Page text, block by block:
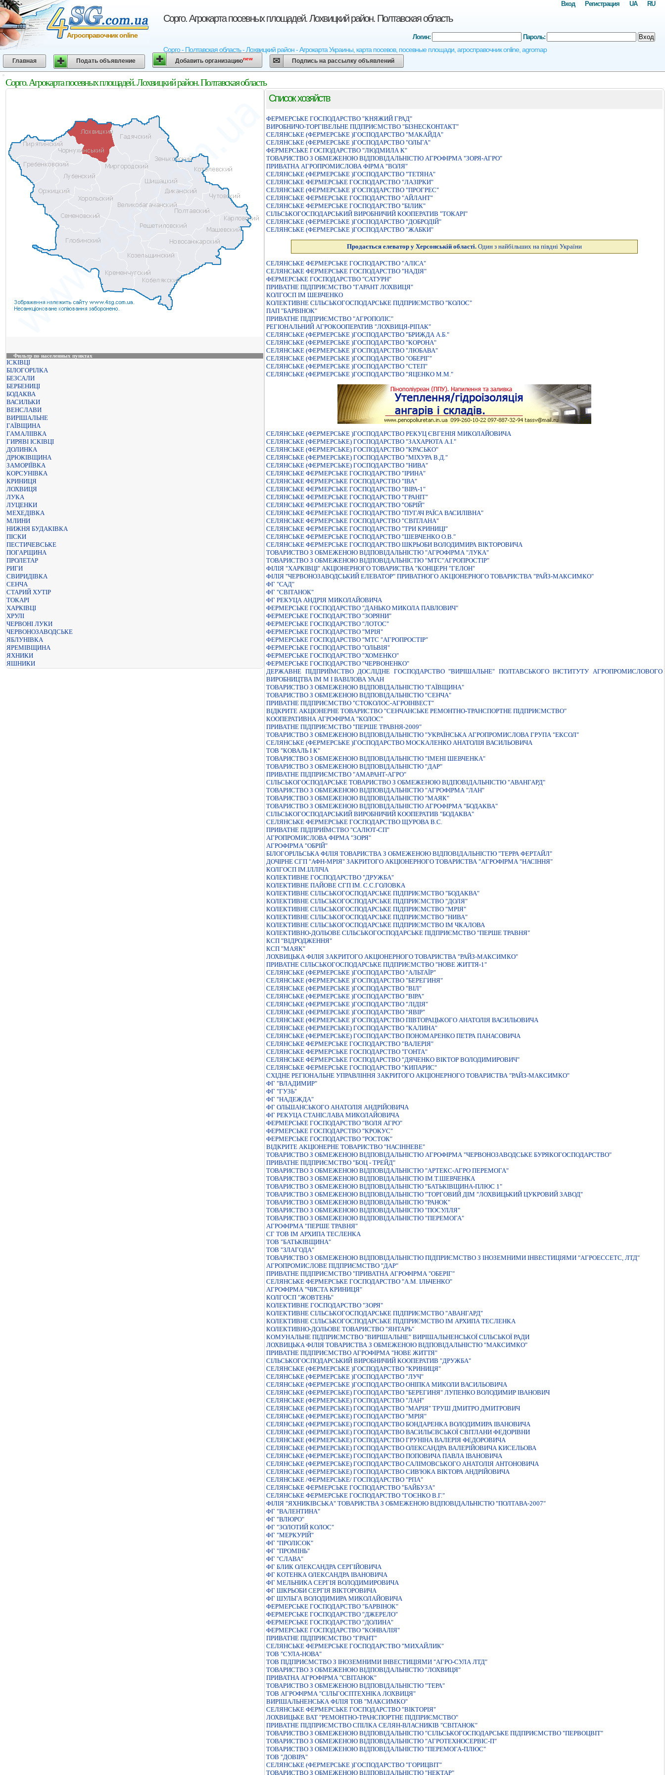
Сорго. Агрокарта посевных площадей. Лохвицкий район. Полтавская область
Сорго - Полтавская область - Лохвицкий район - Агрокарта Украины, карта посевов, посевные площади, агросправочник online, agromap
Агросправочник online
RU
UA
Регистрация
Вход
Логин: Пароль: Вход
Главная Подать объявление Добавить организациюnew Подпись на рассылку объявлений
Сорго. Агрокарта посевных площадей. Лохвицкий район. Полтавская область
Фильтр по населенных пунктах
ІСКІВЦІ
БІЛОГОРІЛКА
БЕЗСАЛИ
БЕРБЕНИЦІ
БОДАКВА
ВАСИЛЬКИ
ВЕНСЛАВИ
ВИРІШАЛЬНЕ
ГАЇВЩИНА
ГАМАЛІІВКА
ГИРЯВІ ІСКІВЦІ
ДОЛИНКА
ДРЮКІВЩИНА
ЗАМОРІЇВКА
КОРСУНІВКА
КРИНИЦЯ
ЛОХВИЦЯ
ЛУКА
ЛУЦЕНКИ
МЕХЕДІВКА
МЛИНИ
НИЖНЯ БУДАКІВКА
ПІСКИ
ПЕСТИЧЕВСЬКЕ
ПОГАРЩИНА
ПРОЛЕТАР
РИГИ
СВИРИДІВКА
СЕНЧА
СТАРИЙ ХУТІР
ТОКАРІ
ХАРКІВЦІ
ХРУЛІ
ЧЕРВОНІ ЛУКИ
ЧЕРВОНОЗАВОДСЬКЕ
ЯБЛУНІВКА
ЯРЕМІВЩИНА
ЯХНИКИ
ЯШНИКИ
Список хозяйств
ФЕРМЕРСЬКЕ ГОСПОДАРСТВО "КНЯЖИЙ ГРАД"
ВИРОБНИЧО-ТОРГІВЕЛЬНЕ ПІДПРИЄМСТВО "БІЗНЕСКОНТАКТ"
СЕЛЯНСЬКЕ (ФЕРМЕРСЬКЕ )ГОСПОДАРСТВО "МАКАЙДА"
СЕЛЯНСЬКЕ (ФЕРМЕРСЬКЕ )ГОСПОДАРСТВО "ОЛЬГА"
ФЕРМЕРСЬКЕ ГОСПОДАРСТВО "ЛЮДМИЛА К"
ТОВАРИСТВО З ОБМЕЖЕНОЮ ВIДПОВIДАЛЬНIСТЮ АГРОФIРМА "ЗОРЯ-АГРО"
ПРИВАТНА АГРОПРОМИСЛОВА ФІРМА "ВОЛЯ"
СЕЛЯНСЬКЕ (ФЕРМЕРСЬКЕ )ГОСПОДАРСТВО "ТЕТЯНА"
СЕЛЯНСЬКЕ ФЕРМЕРСЬКЕ ГОСПОДАРСТВО "ЛАЗIРКИ"
СЕЛЯНСЬКЕ (ФЕРМЕРСЬКЕ )ГОСПОДАРСТВО "ПРОГРЕС"
СЕЛЯНСЬКЕ ФЕРМЕРСЬКЕ ГОСПОДАРСТВО "АЙЛАНТ"
СЕЛЯНСЬКЕ ФЕРМЕРСЬКЕ ГОСПОДАРСТВО "БIЛИК"
СІЛЬСЬКОГОСПОДАРСЬКИЙ ВИРОБНИЧИЙ КООПЕРАТИВ "ТОКАРІ"
СЕЛЯНСЬКЕ (ФЕРМЕРСЬКЕ )ГОСПОДАРСТВО "ДОБРОДІЙ"
СЕЛЯНСЬКЕ (ФЕРМЕРСЬКЕ )ГОСПОДАРСТВО "ЖАБКИ"
Продається елеватор у Херсонській області. Один з найбільших на півдні України
СЕЛЯНСЬКЕ ФЕРМЕРСЬКЕ ГОСПОДАРСТВО "АЛIСА"
СЕЛЯНСЬКЕ ФЕРМЕРСЬКЕ ГОСПОДАРСТВО "НАДІЯ"
ФЕРМЕРСЬКЕ ГОСПОДАРСТВО "САТУРН"
ПРИВАТНЕ ПIДПРИЄМСТВО "ГАРАНТ ЛОХВИЦЯ"
КОЛГОСП IМ ШЕВЧЕНКО
КОЛЕКТИВНЕ СІЛЬСЬКОГОСПОДАРСЬКЕ ПІДПРИЄМСТВО "КОЛОС"
ПАП "БАРВІНОК"
ПРИВАТНЕ ПIДПРИЄМСТВО "АГРОПОЛIС"
РЕГІОНАЛЬНИЙ АГРОКООПЕРАТИВ "ЛОХВИЦЯ-РІПАК"
СЕЛЯНСЬКЕ (ФЕРМЕРСЬКЕ )ГОСПОДАРСТВО "БРИЖДА А.Б."
СЕЛЯНСЬКЕ (ФЕРМЕРСЬКЕ )ГОСПОДАРСТВО "КОРОНА"
СЕЛЯНСЬКЕ (ФЕРМЕРСЬКЕ )ГОСПОДАРСТВО "ЛЮБАВА"
СЕЛЯНСЬКЕ (ФЕРМЕРСЬКЕ )ГОСПОДАРСТВО "ОБЕРIГ"
СЕЛЯНСЬКЕ (ФЕРМЕРСЬКЕ )ГОСПОДАРСТВО "СТЕП"
СЕЛЯНСЬКЕ (ФЕРМЕРСЬКЕ )ГОСПОДАРСТВО "ЯЦЕНКО М.М."
СЕЛЯНСЬКЕ (ФЕРМЕРСЬКЕ )ГОСПОДАРСТВО РЕКУЦ ЄВГЕНIЯ МИКОЛАЙОВИЧА
СЕЛЯНСЬКЕ (ФЕРМЕРСЬКЕ) ГОСПОДАРСТВО "ЗАХАРЮТА А.I."
СЕЛЯНСЬКЕ (ФЕРМЕРСЬКЕ) ГОСПОДАРСТВО "КРАСЬКО"
СЕЛЯНСЬКЕ (ФЕРМЕРСЬКЕ) ГОСПОДАРСТВО "МIХУРА В.Д."
СЕЛЯНСЬКЕ (ФЕРМЕРСЬКЕ) ГОСПОДАРСТВО "НИВА"
СЕЛЯНСЬКЕ ФЕРМЕРСЬКЕ ГОСПОДАРСТВО "IРИНА"
СЕЛЯНСЬКЕ ФЕРМЕРСЬКЕ ГОСПОДАРСТВО "ІВА"
СЕЛЯНСЬКЕ ФЕРМЕРСЬКЕ ГОСПОДАРСТВО "ВIРА-1"
СЕЛЯНСЬКЕ ФЕРМЕРСЬКЕ ГОСПОДАРСТВО "ГРАНІТ"
СЕЛЯНСЬКЕ ФЕРМЕРСЬКЕ ГОСПОДАРСТВО "ОБРIЙ"
СЕЛЯНСЬКЕ ФЕРМЕРСЬКЕ ГОСПОДАРСТВО "ПУГАЧ РАЇСА ВАСИЛIВНА"
СЕЛЯНСЬКЕ ФЕРМЕРСЬКЕ ГОСПОДАРСТВО "СВIТЛАНА"
СЕЛЯНСЬКЕ ФЕРМЕРСЬКЕ ГОСПОДАРСТВО "ТРИ КРИНИЦI"
СЕЛЯНСЬКЕ ФЕРМЕРСЬКЕ ГОСПОДАРСТВО "ШЕВЧЕНКО О.В."
СЕЛЯНСЬКЕ ФЕРМЕРСЬКЕ ГОСПОДАРСТВО ШКРЬОБИ ВОЛОДИМИРА ВIКТОРОВИЧА
ТОВАРИСТВО З ОБМЕЖЕНОЮ ВIДПОВIДАЛЬНIСТЮ "АГРОФIРМА "ЛУКА"
ТОВАРИСТВО З ОБМЕЖЕНОЮ ВІДПОВІДАЛЬНІСТЮ "МТС"АГРОПРОСТІР"
ФIЛIЯ "ХАРКIВЦI" АКЦIОНЕРНОГО ТОВАРИСТВА "КОНЦЕРН "ГЕЛОН"
ФIЛIЯ "ЧЕРВОНОЗАВОДСЬКИЙ ЕЛЕВАТОР" ПРИВАТНОГО АКЦIОНЕРНОГО ТОВАРИСТВА "РАЙЗ-МАКСИМКО"
ФГ "САД"
ФГ "СВІТАНОК"
ФГ РЕКУЦА АНДРІЯ МИКОЛАЙОВИЧА
ФЕРМЕРСЬКЕ ГОСПОДАРСТВО "ДАНЬКО МИКОЛА ПАВЛОВИЧ"
ФЕРМЕРСЬКЕ ГОСПОДАРСТВО "ЗОРЯНИ"
ФЕРМЕРСЬКЕ ГОСПОДАРСТВО "ЛОТОС"
ФЕРМЕРСЬКЕ ГОСПОДАРСТВО "МРIЯ"
ФЕРМЕРСЬКЕ ГОСПОДАРСТВО "МТС "АГРОПРОСТІР"
ФЕРМЕРСЬКЕ ГОСПОДАРСТВО "ОЛЬВIЯ"
ФЕРМЕРСЬКЕ ГОСПОДАРСТВО "ХОМЕНКО"
ФЕРМЕРСЬКЕ ГОСПОДАРСТВО "ЧЕРВОНЕНКО"
ДЕРЖАВНЕ ПIДПРИЇМСТВО ДОСЛIДНЕ ГОСПОДАРСТВО "ВИРIШАЛЬНЕ" ПОЛТАВСЬКОГО IНСТИТУТУ АГРОПРОМИСЛОВОГО
ВИРОБНИЦТВА IМ М I ВАВIЛОВА УААН
ТОВАРИСТВО З ОБМЕЖЕНОЮ ВIДПОВIДАЛЬНIСТЮ "ГАЇВЩИНА"
ТОВАРИСТВО З ОБМЕЖЕНОЮ ВIДПОВIДАЛЬНIСТЮ "СЕНЧА"
ПРИВАТНЕ ПІДПРИЄМСТВО "СТОКОЛОС-АГРОІНВЕСТ"
ВIДКРИТЕ АКЦIОНЕРНЕ ТОВАРИСТВО "СЕНЧАНСЬКЕ РЕМОНТНО-ТРАНСПОРТНЕ ПIДПРИЄМСТВО"
КООПЕРАТИВНА АГРОФІРМА "КОЛОС"
ПРИВАТНЕ ПIДПРИЄМСТВО "ПЕРШЕ ТРАВНЯ-2009"
ТОВАРИСТВО З ОБМЕЖЕНОЮ ВIДПОВIДАЛЬНIСТЮ "УКРАЇНСЬКА АГРОПРОМИСЛОВА ГРУПА "ЕКСОЛ"
СЕЛЯНСЬКЕ (ФЕРМЕРСЬКЕ )ГОСПОДАРСТВО МОСКАЛЕНКО АНАТОЛIЯ ВАСИЛЬОВИЧА
ТОВ "КОВАЛЬ І К"
ТОВАРИСТВО З ОБМЕЖЕНОЮ ВIДПОВIДАЛЬНIСТЮ "IМЕНI ШЕВЧЕНКА"
ТОВАРИСТВО З ОБМЕЖЕНОЮ ВІДПОВІДАЛЬНІСТЮ "ДАР"
ПРИВАТНЕ ПIДПРИЄМСТВО "АМАРАНТ-АГРО"
СІЛЬСЬКОГОСПОДАРСЬКЕ ТОВАРИСТВО З ОБМЕЖЕНОЮ ВІДПОВІДАЛЬНІСТЮ "АВАНГАРД"
ТОВАРИСТВО З ОБМЕЖЕНОЮ ВIДПОВIДАЛЬНIСТЮ "АГРОФIРМА "ЛАН"
ТОВАРИСТВО З ОБМЕЖЕНОЮ ВІДПОВІДАЛЬНІСТЮ "МАЯК"
ТОВАРИСТВО З ОБМЕЖЕНОЮ ВІДПОВІДАЛЬНІСТЮ АГРОФІРМА "БОДАКВА"
СIЛЬСЬКОГОСПОДАРСЬКИЙ ВИРОБНИЧИЙ КООПЕРАТИВ "БОДАКВА"
СЕЛЯНСЬКЕ ФЕРМЕРСЬКЕ ГОСПОДАРСТВО ЩУРОВА В.С.
ПРИВАТНЕ ПIДПРИЇМСТВО "САЛЮТ-СП"
АГРОПРОМИСЛОВА ФІРМА "ЗОРЯ"
АГРОФІРМА "ОБРІЙ"
БІЛОГОРІЛЬСЬКА ФІЛІЯ ТОВАРИСТВА З ОБМЕЖЕНОЮ ВІДПОВІДАЛЬНІСТЮ "ТЕРРА ФЕРТАЙЛ"
ДОЧІРНЕ СГП "АФН-МРІЯ" ЗАКРИТОГО АКЦІОНЕРНОГО ТОВАРИСТВА "АГРОФІРМА "НАСІННЯ"
КОЛГОСП IМ.IЛЛIЧА
КОЛЕКТИВНЕ ГОСПОДАРСТВО "ДРУЖБА"
КОЛЕКТИВНЕ ПАЙОВЕ СГП ІМ. С.С.ГОЛОВКА
КОЛЕКТИВНЕ СІЛЬСЬКОГОСПОДАРСЬКЕ ПІДПРИЄМСТВО "БОДАКВА"
КОЛЕКТИВНЕ СІЛЬСЬКОГОСПОДАРСЬКЕ ПІДПРИЄМСТВО "ДОЛЯ"
КОЛЕКТИВНЕ СІЛЬСЬКОГОСПОДАРСЬКЕ ПІДПРИЄМСТВО "МРІЯ"
КОЛЕКТИВНЕ СІЛЬСЬКОГОСПОДАРСЬКЕ ПІДПРИЄМСТВО "НИВА"
КОЛЕКТИВНЕ СІЛЬСЬКОГОСПОДАРСЬКЕ ПІДПРИЄМСТВО ІМ ЧКАЛОВА
КОЛЕКТИВНО-ДОЛЬОВЕ СІЛЬСЬКОГОСПОДАРСЬКЕ ПІДПРИЄМСТВО "ПЕРШЕ ТРАВНЯ"
КСП "ВІДРОДЖЕННЯ"
КСП "МАЯК"
ЛОХВИЦЬКА ФIЛIЯ ЗАКРИТОГО АКЦIОНЕРНОГО ТОВАРИСТВА "РАЙЗ-МАКСИМКО"
ПРИВАТНЕ СIЛЬСЬКОГОСПОДАРСЬКЕ ПIДПРИЄМСТВО "НОВЕ ЖИТТЯ-1"
СЕЛЯНСЬКЕ (ФЕРМЕРСЬКЕ )ГОСПОДАРСТВО "АЛЬТАЇР"
СЕЛЯНСЬКЕ (ФЕРМЕРСЬКЕ )ГОСПОДАРСТВО "БЕРЕГИНЯ"
СЕЛЯНСЬКЕ (ФЕРМЕРСЬКЕ )ГОСПОДАРСТВО "ВIЛ"
СЕЛЯНСЬКЕ (ФЕРМЕРСЬКЕ )ГОСПОДАРСТВО "ВIРА"
СЕЛЯНСЬКЕ (ФЕРМЕРСЬКЕ )ГОСПОДАРСТВО "ЛIДIЯ"
СЕЛЯНСЬКЕ (ФЕРМЕРСЬКЕ )ГОСПОДАРСТВО "ЯВIР"
СЕЛЯНСЬКЕ (ФЕРМЕРСЬКЕ )ГОСПОДАРСТВО ПІВТОРАЦЬКОГО АНАТОЛІЯ ВАСИЛЬОВИЧА
СЕЛЯНСЬКЕ (ФЕРМЕРСЬКЕ) ГОСПОДАРСТВО "КАЛИНА"
СЕЛЯНСЬКЕ (ФЕРМЕРСЬКЕ) ГОСПОДАРСТВО ПОНОМАРЕНКО ПЕТРА ПАНАСОВИЧА
СЕЛЯНСЬКЕ ФЕРМЕРСЬКЕ ГОСПОДАРСТВО "ВАЛЕРIЯ"
СЕЛЯНСЬКЕ ФЕРМЕРСЬКЕ ГОСПОДАРСТВО "ГОНТА"
СЕЛЯНСЬКЕ ФЕРМЕРСЬКЕ ГОСПОДАРСТВО "ДЯЧЕНКО ВIКТОР ВОЛОДИМИРОВИЧ"
СЕЛЯНСЬКЕ ФЕРМЕРСЬКЕ ГОСПОДАРСТВО "КИПАРИС"
СХIДНЕ РЕГIОНАЛЬНЕ УПРАВЛIННЯ ЗАКРИТОГО АКЦIОНЕРНОГО ТОВАРИСТВА "РАЙЗ-МАКСИМКО"
ФГ "ВЛАДИМИР"
ФГ "ГУЗЬ"
ФГ "НАДЕЖДА"
ФГ ОЛЬШАНСЬКОГО АНАТОЛІЯ АНДРІЙОВИЧА
ФГ РЕКУЦА СТАНІСЛАВА МИКОЛАЙОВИЧА
ФЕРМЕРСЬКЕ ГОСПОДАРСТВО "ВОЛЯ АГРО"
ФЕРМЕРСЬКЕ ГОСПОДАРСТВО "КРОКУС"
ФЕРМЕРСЬКЕ ГОСПОДАРСТВО "РОСТОК"
ВIДКРИТЕ АКЦIОНЕРНЕ ТОВАРИСТВО "НАСIННЕВЕ"
ТОВАРИСТВО З ОБМЕЖЕНОЮ ВIДПОВIДАЛЬНIСТЮ АГРОФIРМА "ЧЕРВОНОЗАВОДСЬКЕ БУРЯКОГОСПОДАРСТВО"
ПРИВАТНЕ ПIДПРИЄМСТВО "БОЦ - ТРЕЙД"
ТОВАРИСТВО З ОБМЕЖЕНОЮ ВIДПОВIДАЛЬНIСТЮ "АРТЕКС-АГРО ПЕРЕМОГА"
ТОВАРИСТВО З ОБМЕЖЕНОЮ ВIДПОВIДАЛЬНIСТЮ IМ.Т.ШЕВЧЕНКА
ТОВАРИСТВО З ОБМЕЖЕНОЮ ВIДПОВIДАЛЬНIСТЮ "БАТЬКIВЩИНА-ПЛЮС 1"
ТОВАРИСТВО З ОБМЕЖЕНОЮ ВIДПОВIДАЛЬНIСТЮ "ТОРГОВИЙ ДIМ "ЛОХВИЦЬКИЙ ЦУКРОВИЙ ЗАВОД"
ТОВАРИСТВО З ОБМЕЖЕНОЮ ВІДПОВІДАЛЬНІСТЮ "РАНОК"
ТОВАРИСТВО З ОБМЕЖЕНОЮ ВIДПОВIДАЛЬНIСТЮ "ПОСУЛЛЯ"
ТОВАРИСТВО З ОБМЕЖЕНОЮ ВIДПОВIДАЛЬНIСТЮ "ПЕРЕМОГА"
АГРОФІРМА "ПЕРШЕ ТРАВНЯ"
СГ ТОВ ІМ АРХИПА ТЕСЛЕНКА
ТОВ "БАТЬКІВЩИНА"
ТОВ "ЗЛАГОДА"
ТОВАРИСТВО З ОБМЕЖЕНОЮ ВІДПОВІДАЛЬНІСТЮ ПІДПРИЄМСТВО З ІНОЗЕМНИМИ ІНВЕСТИЦІЯМИ "АГРОЕССЕТС, ЛТД"
АГРОПРОМИСЛОВЕ ПIДПРИЄМСТВО "ДАР"
ПРИВАТНЕ ПIДПРИЄМСТВО "ПРИВАТНА АГРОФIРМА "ОБЕРIГ"
СЕЛЯНСЬКЕ ФЕРМЕРСЬКЕ ГОСПОДАРСТВО "А.М. IЛЬЧЕНКО"
АГРОФІРМА "ЧИСТА КРИНИЦЯ"
КОЛГОСП "ЖОВТЕНЬ"
КОЛЕКТИВНЕ ГОСПОДАРСТВО "ЗОРЯ"
КОЛЕКТИВНЕ СІЛЬСЬКОГОСПОДАРСЬКЕ ПІДПРИЄМСТВО "АВАНГАРД"
КОЛЕКТИВНЕ СІЛЬСЬКОГОСПОДАРСЬКЕ ПІДПРИЄМСТВО ІМ АРХИПА ТЕСЛЕНКА
КОЛЕКТИВНО-ДОЛЬОВЕ ТОВАРИСТВО "ЯНТАРЬ"
КОМУНАЛЬНЕ ПIДПРИЄМСТВО "ВИРIШАЛЬНЕ" ВИРIШАЛЬНЕНСЬКОЇ СIЛЬСЬКОЇ РАДИ
ЛОХВИЦЬКА ФIЛIЯ ТОВАРИСТВА З ОБМЕЖЕНОЮ ВIДПОВIДАЛЬНIСТЮ "МАКСИМКО"
ПРИВАТНЕ ПIДПРИЄМСТВО АГРОФIРМА "НОВЕ ЖИТТЯ"
СІЛЬСЬКОГОСПОДАРСЬКИЙ ВИРОБНИЧИЙ КООПЕРАТИВ "ДРУЖБА"
СЕЛЯНСЬКЕ (ФЕРМЕРСЬКЕ )ГОСПОДАРСТВО "КРИНИЦЯ"
СЕЛЯНСЬКЕ (ФЕРМЕРСЬКЕ )ГОСПОДАРСТВО "ЛУЧ"
СЕЛЯНСЬКЕ (ФЕРМЕРСЬКЕ )ГОСПОДАРСТВО ОНIПКА МИКОЛИ ВАСИЛЬОВИЧА
СЕЛЯНСЬКЕ (ФЕРМЕРСЬКЕ) ГОСПОДАРСТВО "БЕРЕГИНЯ" ЛУПЕНКО ВОЛОДИМИР IВАНОВИЧ
СЕЛЯНСЬКЕ (ФЕРМЕРСЬКЕ) ГОСПОДАРСТВО "ЛАН"
СЕЛЯНСЬКЕ (ФЕРМЕРСЬКЕ) ГОСПОДАРСТВО "МАРІЯ" ТРУШ ДМИТРО ДМИТРОВИЧ
СЕЛЯНСЬКЕ (ФЕРМЕРСЬКЕ) ГОСПОДАРСТВО "МРIЯ"
СЕЛЯНСЬКЕ (ФЕРМЕРСЬКЕ) ГОСПОДАРСТВО БОНДАРЕНКА ВОЛОДИМИРА ІВАНОВИЧА
СЕЛЯНСЬКЕ (ФЕРМЕРСЬКЕ) ГОСПОДАРСТВО ВАСИЛЬЄВСЬКОЇ СВIТЛАНИ ФЕДОРIВНИ
СЕЛЯНСЬКЕ (ФЕРМЕРСЬКЕ) ГОСПОДАРСТВО ГРУНIНА ВАЛЕРIЯ ФЕДОРОВИЧА
СЕЛЯНСЬКЕ (ФЕРМЕРСЬКЕ) ГОСПОДАРСТВО ОЛЕКСАНДРА ВАЛЕРIЙОВИЧА КИСЕЛЬОВА
СЕЛЯНСЬКЕ (ФЕРМЕРСЬКЕ) ГОСПОДАРСТВО ПОПОВИЧА ПАВЛА IВАНОВИЧА
СЕЛЯНСЬКЕ (ФЕРМЕРСЬКЕ) ГОСПОДАРСТВО САЛIМОВСЬКОГО АНАТОЛIЯ АНТОНОВИЧА
СЕЛЯНСЬКЕ (ФЕРМЕРСЬКЕ) ГОСПОДАРСТВО СИВ'ЮКА ВIКТОРА АНДРIЙОВИЧА
СЕЛЯНСЬКЕ /ФЕРМЕРСЬКЕ/ ГОСПОДАРСТВО "РПА"
СЕЛЯНСЬКЕ ФЕРМЕРСЬКЕ ГОСПОДАРСТВО "БАЙБУЗА"
СЕЛЯНСЬКЕ ФЕРМЕРСЬКЕ ГОСПОДАРСТВО "ГОЄНКО В.Г."
ФIЛIЯ "ЯХНИКIВСЬКА" ТОВАРИСТВА З ОБМЕЖЕНОЮ ВIДПОВIДАЛЬНIСТЮ "ПОЛТАВА-2007"
ФГ "ВАЛЕНТИНА"
ФГ "ВЛЮРО"
ФГ "ЗОЛОТИЙ КОЛОС"
ФГ "МЕРКУРІЙ"
ФГ "ПРОЛІСОК"
ФГ "ПРОМІНЬ"
ФГ "СЛАВА"
ФГ БЛИК ОЛЕКСАНДРА СЕРГІЙОВИЧА
ФГ КОТЕНКА ОЛЕКСАНДРА ІВАНОВИЧА
ФГ МЕЛЬНИКА СЕРГІЯ ВОЛОДИМИРОВИЧА
ФГ ШКРЬОБИ СЕРГІЯ ВІКТОРОВИЧА
ФГ ШУЛЬГА ВОЛОДИМИРА МИКОЛАЙОВИЧА
ФЕРМЕРСЬКЕ ГОСПОДАРСТВО "БАРВIНОК"
ФЕРМЕРСЬКЕ ГОСПОДАРСТВО "ДЖЕРЕЛО"
ФЕРМЕРСЬКЕ ГОСПОДАРСТВО "ДОЛИНА"
ФЕРМЕРСЬКЕ ГОСПОДАРСТВО "КОНВАЛIЯ"
ПРИВАТНЕ ПIДПРИЄМСТВО "ГРАНТ"
СЕЛЯНСЬКЕ ФЕРМЕРСЬКЕ ГОСПОДАРСТВО "МИХАЙЛИК"
ТОВ "СУЛА-НОВА"
ТОВ ПІДПРИЄМСТВО З ІНОЗЕМНИМИ ІНВЕСТИЦІЯМИ "АГРО-СУЛА ЛТД"
ТОВАРИСТВО З ОБМЕЖЕНОЮ ВІДПОВІДАЛЬНІСТЮ "ЛОХВИЦЯ"
ПРИВАТНА АГРОФІРМА "СВІТАНОК"
ТОВАРИСТВО З ОБМЕЖЕНОЮ ВIДПОВIДАЛЬНIСТЮ "ТЕРА"
ТОВ АГРОФІРМА "СІЛЬГОСПТЕХНІКА ЛОХВИЦЯ"
ВИРІШАЛЬНЕНСЬКА ФІЛІЯ ТОВ "МАКСИМКО"
СЕЛЯНСЬКЕ ФЕРМЕРСЬКЕ ГОСПОДАРСТВО "ВIКТОРIЯ"
ЛОХВИЦЬКЕ ВАТ "РЕМОНТНО-ТРАНСПОРТНЕ ПІДПРИЄМСТВО"
ПРИВАТНЕ ПІДПРИЄМСТВО СПІЛКА СЕЛЯН-ВЛАСНИКІВ "СВІТАНОК"
ТОВАРИСТВО З ОБМЕЖЕНОЮ ВIДПОВIДАЛЬНIСТЮ "СIЛЬСЬКОГОСПОДАРСЬКЕ ПIДПРИЄМСТВО "ПЕРВОЦВIТ"
ТОВАРИСТВО З ОБМЕЖЕНОЮ ВIДПОВIДАЛЬНIСТЮ "АГРОТЕХНОСЕРВIС-П"
ТОВАРИСТВО З ОБМЕЖЕНОЮ ВІДПОВІДАЛЬНІСТЮ "ПЕРЕМОГА-ПЛЮС"
ТОВ "ДОВІРА"
СЕЛЯНСЬКЕ (ФЕРМЕРСЬКЕ )ГОСПОДАРСТВО "ГОРИЦВIТ"
ТОВАРИСТВО З ОБМЕЖЕНОЮ ВIДПОВIДАЛЬНIСТЮ "НЕКТАР"